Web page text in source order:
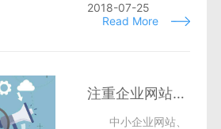
2018-07-25
Read More
注重企业网站SEO优化细节，解析蜘蛛录入原理
中小企业网站、